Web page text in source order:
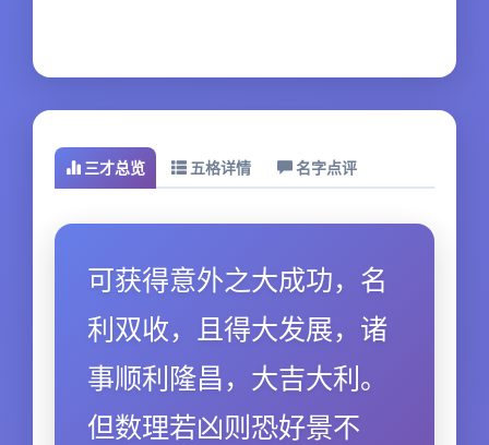
三才总览 五格详情 名字点评
可获得意外之大成功，名
利双收，且得大发展，诸
事顺利隆昌，大吉大利。
但数理若凶则恐好景不